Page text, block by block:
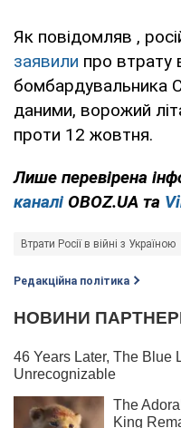
Як повідомляв ,
заявили про втрату
бомбардувальника
даними, ворожий
проти 12 жовтня.
Лише перевірена
каналі OBOZ.UA та
Втрати Росії в війні з Україною
Редакційна політика